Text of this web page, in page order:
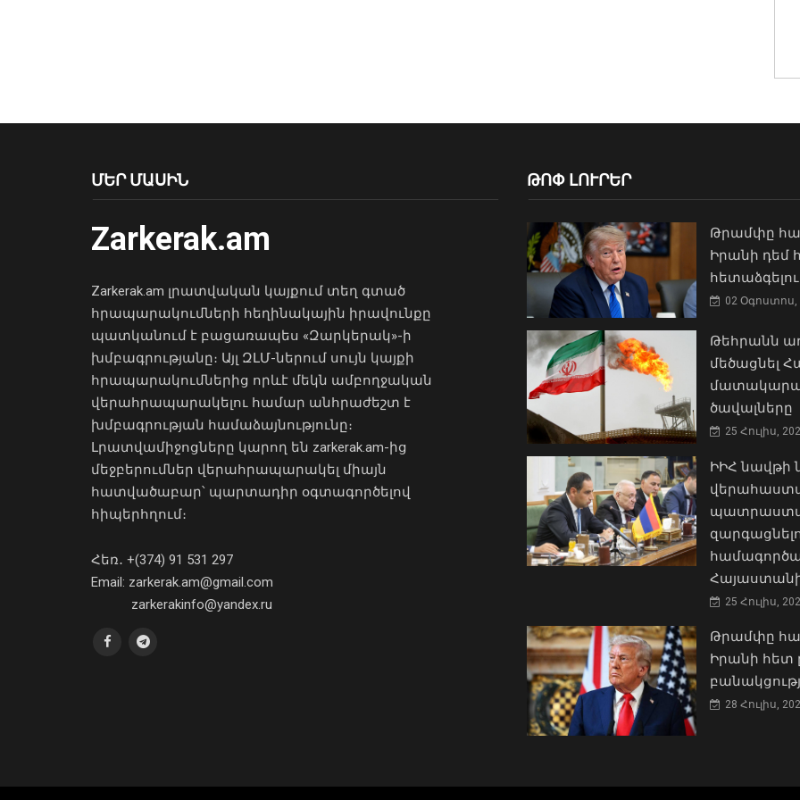
ՄԵՐ ՄԱՍԻՆ
Zarkerak.am
Zarkerak.am լրատվական կայքում տեղ գտած
հրապարակումների հեղինակային իրավունքը
պատկանում է բացառապես «Զարկերակ»-ի
խմբագրությանը։ Այլ ԶԼՄ-ներում սույն կայքի
հրապարակումներից որևէ մեկն ամբողջական
վերահրապարակելու համար անհրաժեշտ է
խմբագրության համաձայնությունը։
Լրատվամիջոցները կարող են zarkerak.am-ից
մեջբերումներ վերահրապարակել միայն
հատվածաբար՝ պարտադիր օգտագործելով
հիպերհղում։
Հեռ․ +(374) 91 531 297
Email: zarkerak.am@gmail.com
zarkerakinfo@yandex.ru
ԹՈՓ ԼՈՒՐԵՐ
Թրամփը
Իրանի դեմ
02 Օգոստոս,
Թեհրանն
մեծացնել
ծավալները
25 Հուլիս,
ԻԻՀ
25 Հուլիս,
Թրամփը
Իրանի հետ
28 Հուլիս,